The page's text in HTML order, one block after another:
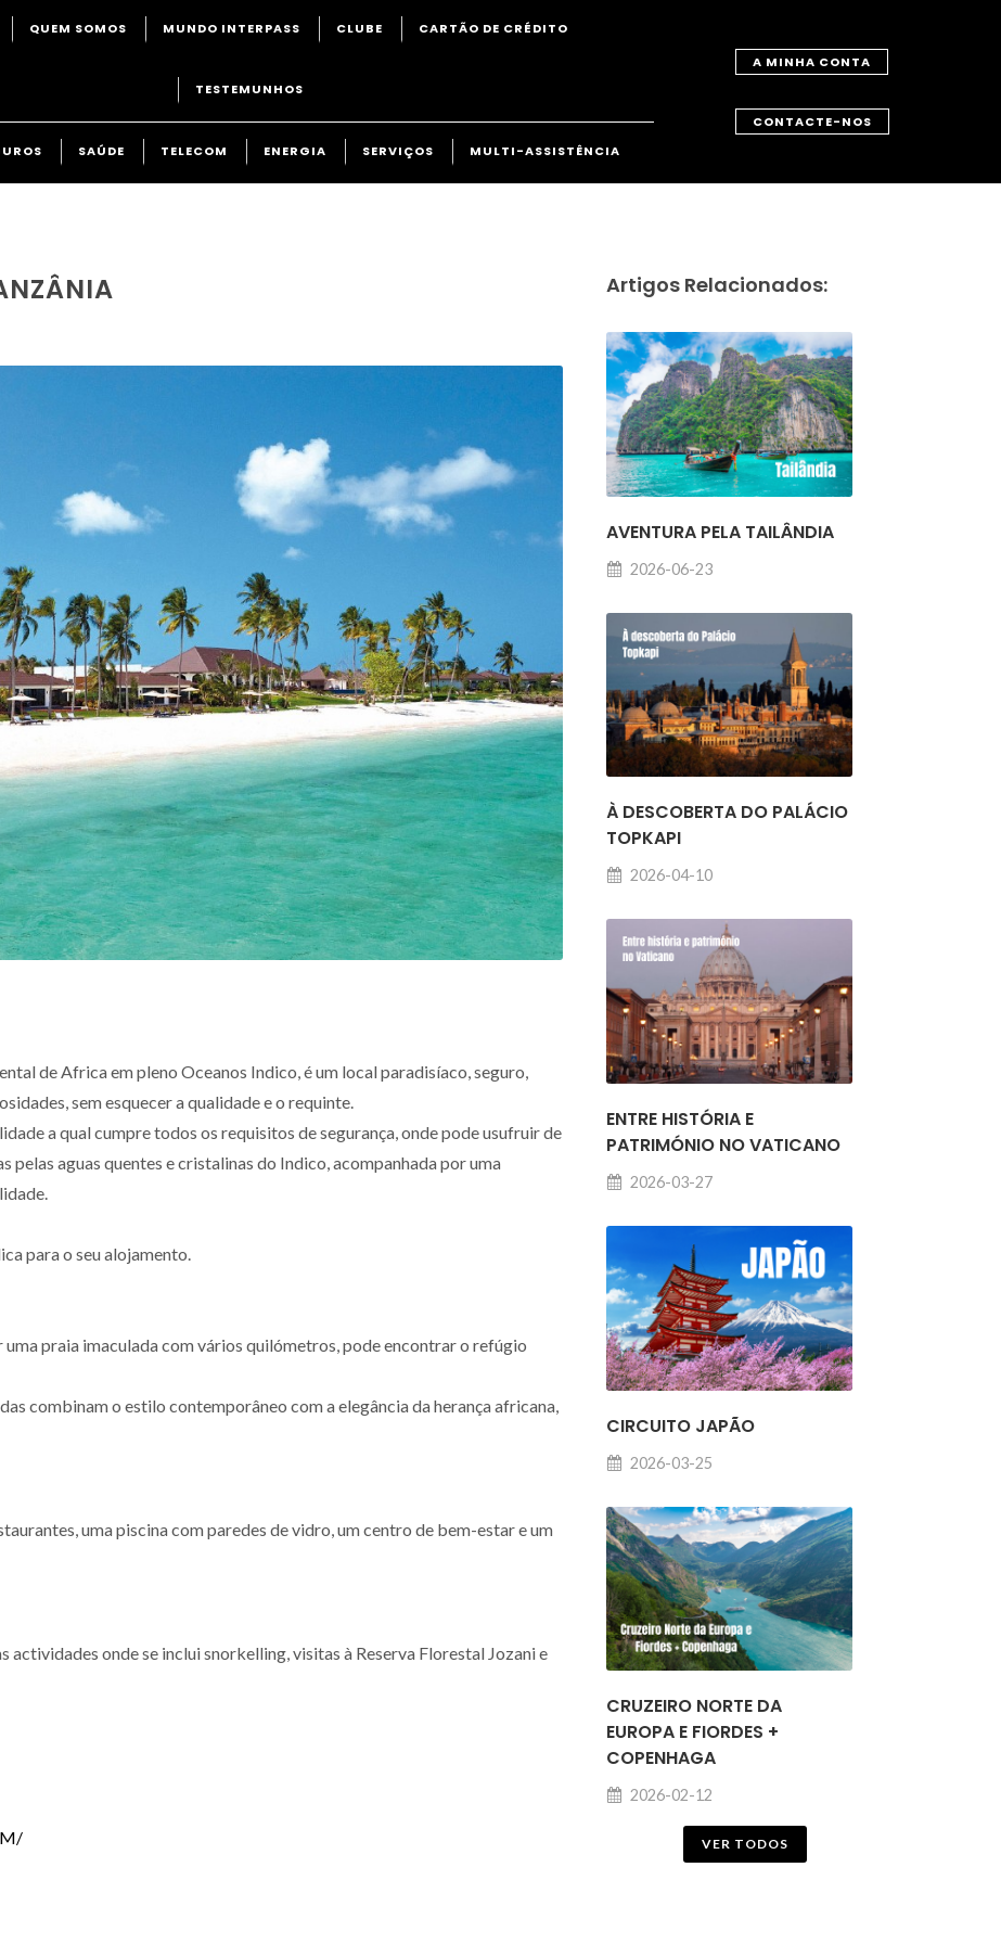
QUEM SOMOS MUNDO INTERPASS CLUBE CARTÃO DE CRÉDITO
TESTEMUNHOS
SAÚDE TELECOM ENERGIA SERVIÇOS MULTI-ASSISTÊNCIA
A MINHA CONTA
CONTACTE-NOS
de Africa em pleno Oceanos Indico, é um local paradisíaco, seguro,
sem esquecer a qualidade e o requinte.
a qual cumpre todos os requisitos de segurança, onde pode usufruir de
pelas aguas quentes e cristalinas do Indico, acompanhada por uma
para o seu alojamento.
praia imaculada com vários quilómetros, pode encontrar o refúgio
combinam o estilo contemporâneo com a elegância da herança africana,
uma piscina com paredes de vidro, um centro de bem-estar e um
actividades onde se inclui snorkelling, visitas à Reserva Florestal Jozani e
Artigos Relacionados:
AVENTURA PELA TAILÂNDIA
2026-06-23
À DESCOBERTA DO PALÁCIO
TOPKAPI
2026-04-10
ENTRE HISTÓRIA E
PATRIMÓNIO NO VATICANO
2026-03-27
CIRCUITO JAPÃO
2026-03-25
CRUZEIRO NORTE DA
EUROPA E FIORDES +
COPENHAGA
2026-02-12
VER TODOS